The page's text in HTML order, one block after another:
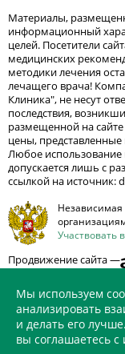
Материалы,
информационный
целей. Посетители
медицинских
методики лечения
лечащего врача!
Клиника", не несут
последствия,
размещенной на
цены,
Любое использование
допускается лишь с
ссылкой на источник:
Независимая
Участвовать
Продвижение сайта —
ИМЕЮТСЯ
Мы используем
анализировать
и делать его
вы соглашаетесь